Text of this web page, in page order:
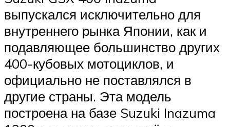
выпускался исключительно для
внутреннего рынка Японии, как и
подавляющее большинство других
400-кубовых мотоциклов, и
официально не поставлялся в
другие страны. Эта модель
построена на базе Suzuki Inazuma